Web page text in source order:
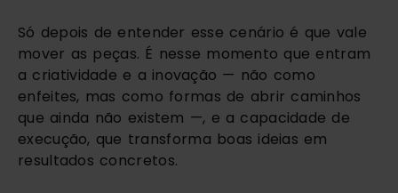
Só depois de entender esse cenário é que vale
mover as peças. É nesse momento que entram
a criatividade e a inovação — não como
enfeites, mas como formas de abrir caminhos
que ainda não existem —, e a capacidade de
execução, que transforma boas ideias em
resultados concretos.